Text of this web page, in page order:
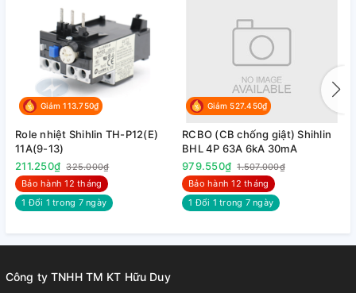
Giảm 113.750₫
Role nhiệt Shihlin TH-P12(E)
11A(9-13)
211.250₫ 325.000₫
Bảo hành 12 tháng
1 Đổi 1 trong 7 ngày
Giảm 527.450₫
RCBO (CB chống giật) Shihlin
BHL 4P 63A 6kA 30mA
979.550₫ 1.507.000₫
Bảo hành 12 tháng
1 Đổi 1 trong 7 ngày
Công ty TNHH TM KT Hữu Duy